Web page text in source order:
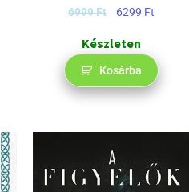
6999Ft 6299 Ft
Készleten
Kosárba